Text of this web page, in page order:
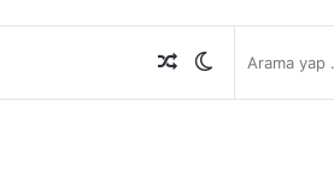
Rastgele